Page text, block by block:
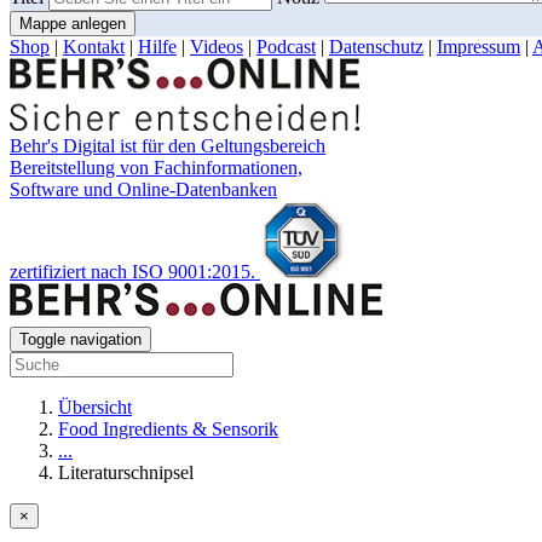
Mappe anlegen
Shop | Kontakt | Hilfe | Videos | Podcast | Datenschutz | Impressum |
Behr's Digital ist für den Geltungsbereich
Bereitstellung von Fachinformationen,
Software und Online-Datenbanken
zertifiziert nach ISO 9001:2015.
Toggle navigation
Übersicht
Food Ingredients & Sensorik
...
Literaturschnipsel
×